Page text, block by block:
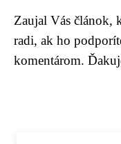
Zaujal Vás článok,
radi, ak ho
komentárom.